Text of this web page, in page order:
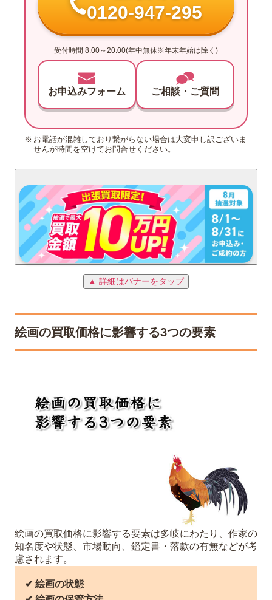
0120-947-295
受付時間 8:00～20:00(年中無休※年末年始は除く)
お申込みフォーム ご相談・ご質問
お電話が混雑しており繋がらない場合は大変申し訳ございま
せんが時間を空けてお問合せください。
▲ 詳細はバナーをタップ
絵画の買取価格に影響する3つの要素
絵画の買取価格に影響する要素は多岐にわたり、作家の
知名度や状態、市場動向、鑑定書・落款の有無などが考
慮されます。
✔︎ 絵画の状態